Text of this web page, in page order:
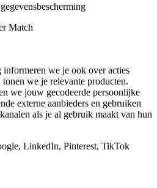
Match
we je ook over acties
we je relevante producten.
we jouw gecodeerde persoonlijke
externe aanbieders en gebruiken
als je al gebruik maakt van hun
LinkedIn, Pinterest, TikTok